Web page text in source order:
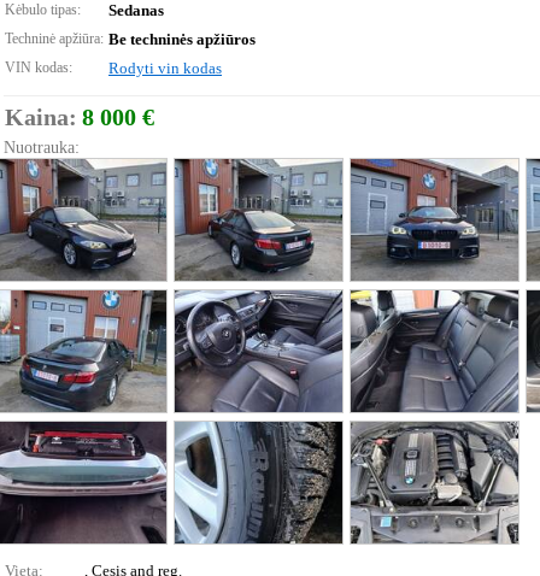
Kėbulo tipas: Sedanas
Techninė apžiūra: Be techninės apžiūros
VIN kodas: Rodyti vin kodas
Kaina: 8 000 €
Nuotrauka:
Vieta: , Cesis and reg.